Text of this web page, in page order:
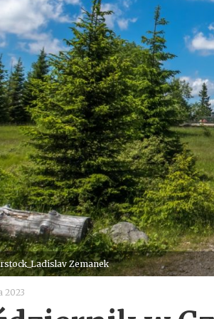
Zemanek
2023